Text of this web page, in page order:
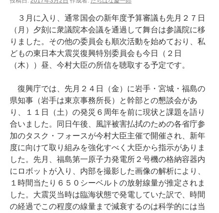
３月に入り、通常国会の新年度予算審議も先月２７日
（月）夕刻に衆議院本会議を通過して舞台は参議院に移
りました。その他の委員会も順次活動を始めており、私
どもの東日本大震災復興特別委員会も今日（２日
（木））昼、今村大臣の所信を聴取する予定です。
復興庁では、先月２４日（金）に岩手・宮城・福島の
県知事（岩手は東京事務所長）と幹部との懇談会があ
り、１１日（土）の発災６周年を前に現状と課題を語り
合いました。同日午後、風評被害払拭のための各省庁参
加のタスク・フォースが今村大臣主催で開催され、新年
度に向けて取り組みを強化すべく大臣から指示がありま
した。先月、福島第一原子力発電所２号機の格納容器内
にロボットが入り、内部を撮影した画像の解析により、
１時間当たり６５０シーベルトの放射線量が推定されま
した。大震災当時は臨海状態で発電していた訳で、時間
の経過でこの程度の線量まで減衰するのは科学的には当